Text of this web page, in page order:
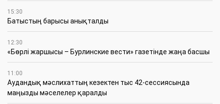
15:30
Батыстың барысы анықталды
12:30
«Бөрлі жаршысы – Бурлинские вести» газетінде жаңа басшы
11:00
Аудандық мәслихаттың кезектен тыс 42-сессиясында
маңызды мәселелер қаралды